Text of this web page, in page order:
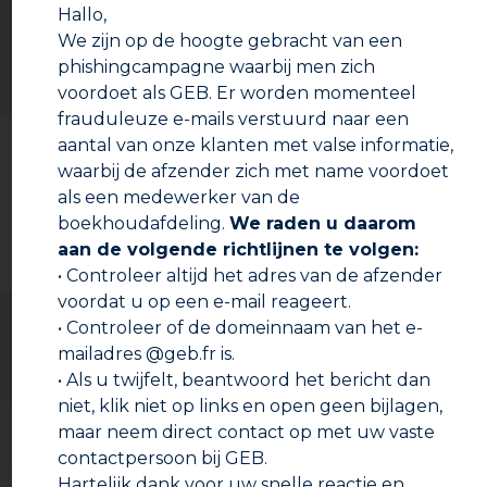
– 2 dopjes van het product ingieten voor 1/2 flacon
gebruikte ontstopper.
Verbruik : 2 dopjes ingieten voor 1/2 flacon ontstopper.
Gebruiksaanwijzing voor een sanitaire installatie na
ontkalking (spiraalbuis)
– De spiraalbuis vullen of in 10 cl neutralisatiemiddel
onderdompelen voor 1 liter water.
– 5 minuten laten inwerken.
– Legen en met helder water spoelen.
Verbruik : 1 mosterdglas (10 cl).
Gebruiksaanwijzing voor een sanitaire installatie na
ontkalking (warmwaterboiler)
– Na ontkalking, legen en voor 10% met
neutralisatiemiddel vullen. Met helder water aanvullen.
– 10 minuten laten inwerken en legen.
– Opnieuw volledig met water vullen en legen.
Documentatie om te downloaden
Technische fiche
Veiligheidsinformatieblad
Hallo,
We zijn op de hoogte gebracht van een
phishingcampagne waarbij men zich
voordoet als GEB. Er worden momenteel
frauduleuze e-mails verstuurd naar een
aantal van onze klanten met valse informatie,
waarbij de afzender zich met name voordoet
als een medewerker van de
boekhoudafdeling. We raden u daarom
aan de volgende richtlijnen te volgen:
• Controleer altijd het adres van de afzender
voordat u op een e-mail reageert.
• Controleer of de domeinnaam van het e-
mailadres @geb.fr is.
• Als u twijfelt, beantwoord het bericht dan
niet, klik niet op links en open geen bijlagen,
maar neem direct contact op met uw vaste
contactpersoon bij GEB.